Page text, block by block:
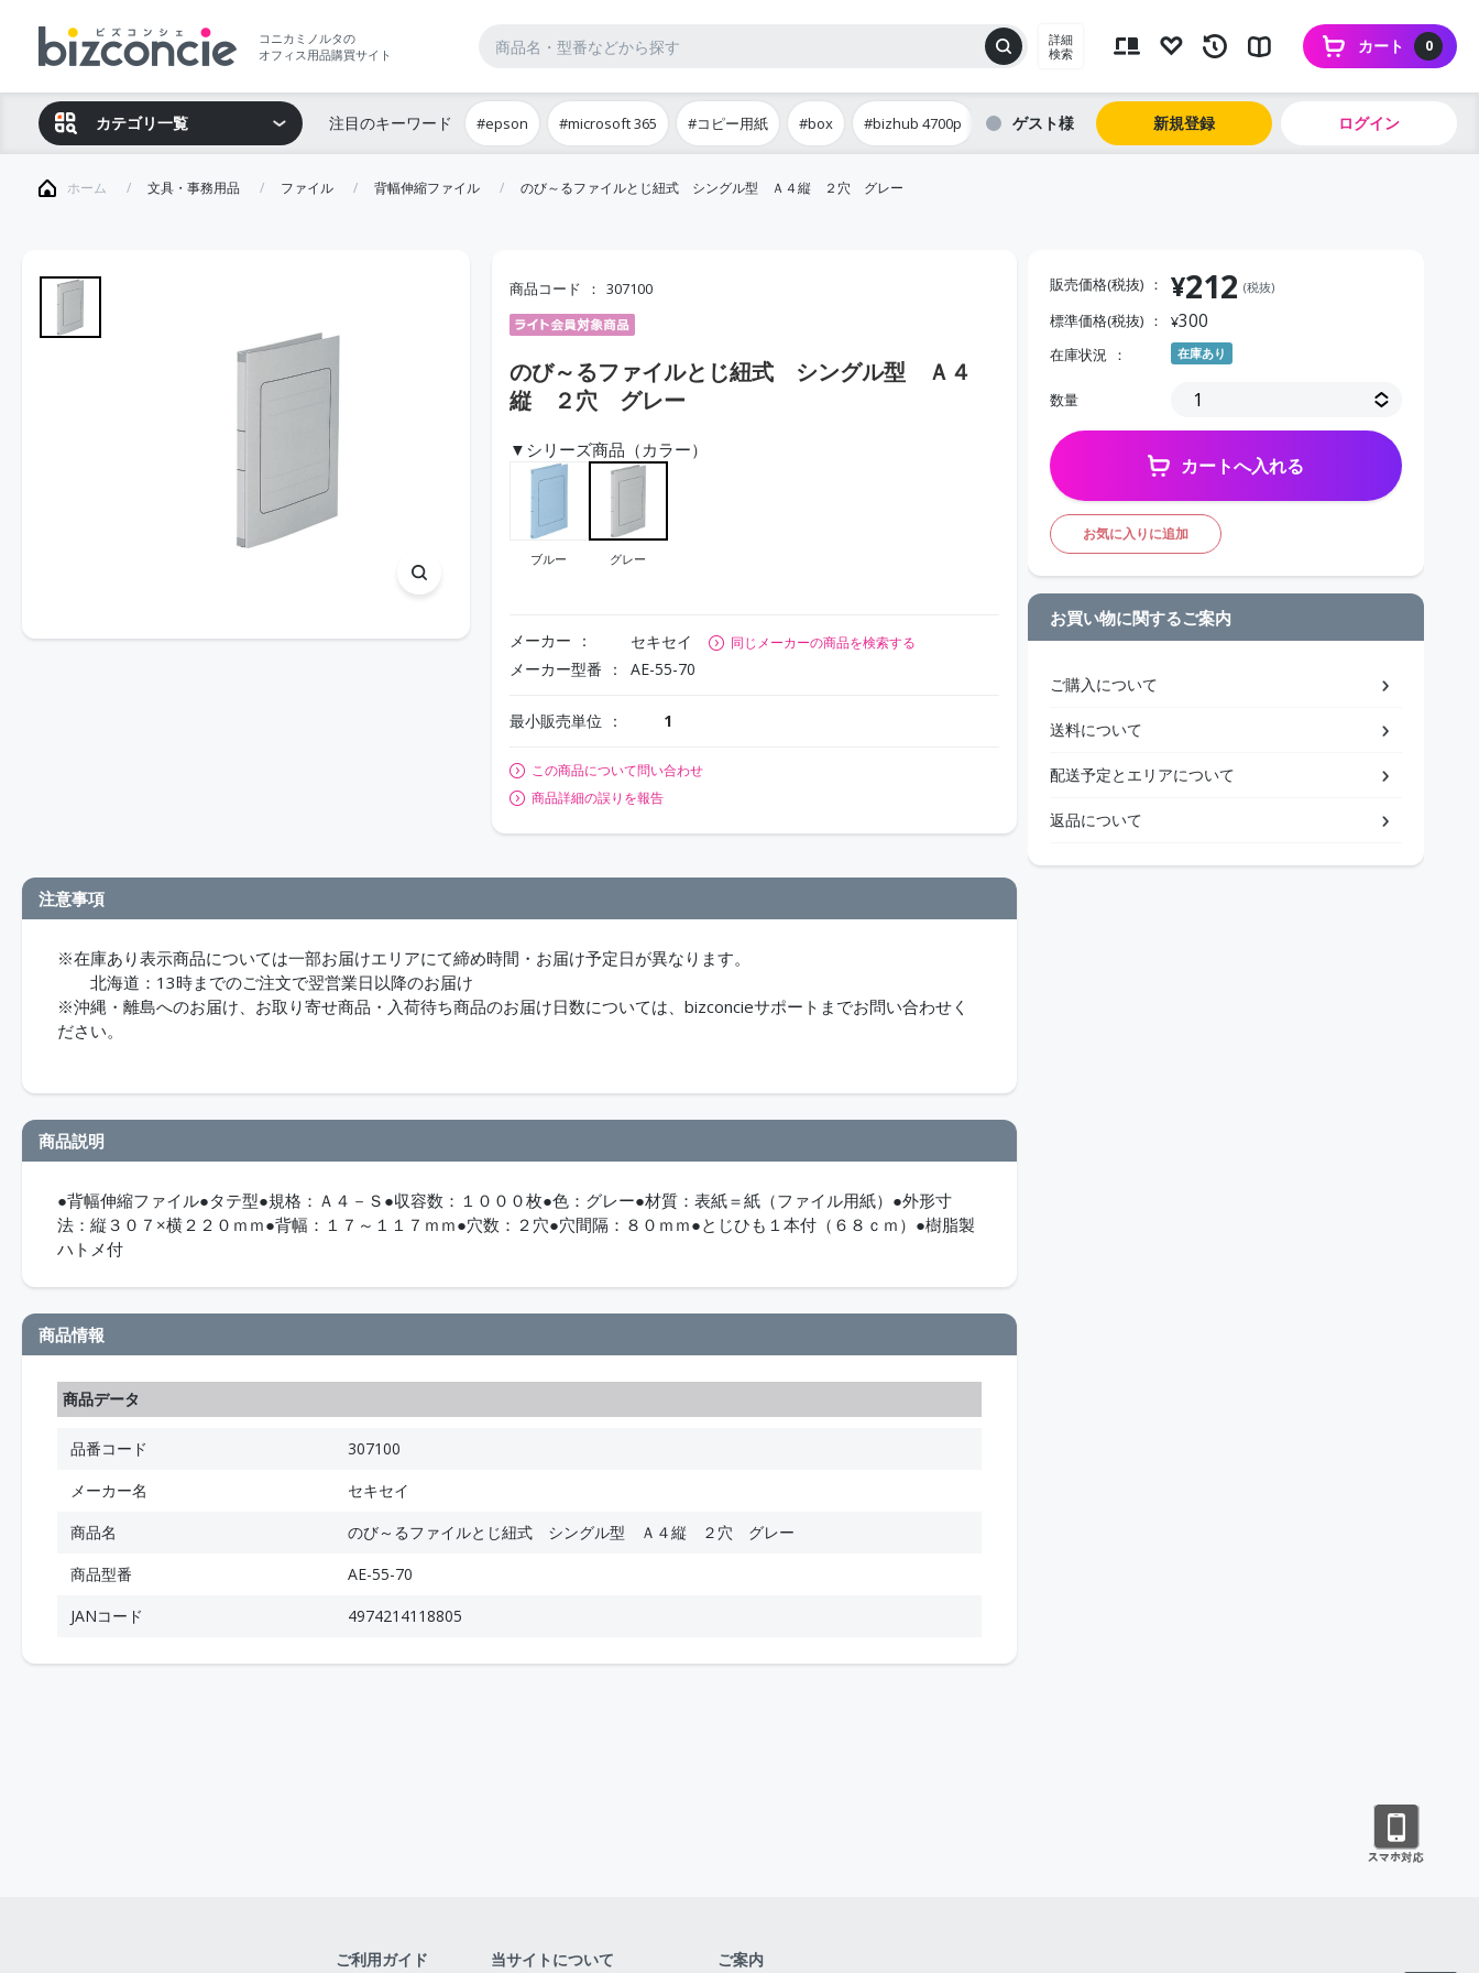
コニカミノルタの
オフィス用品購買サイト
詳細
検索
0
カート
カテゴリ一覧 注目のキーワード #epson #microsoft 365 #コピー用紙 #box #bizhub 4700p ゲスト 新規登録 ログイン
ホーム 文具・事務用品 ファイル 背幅伸縮ファイル のび～るファイルとじ紐式 シングル型 Ａ４縦 ２穴 グレー
商品コード 307100
のび～るファイルとじ紐式 シングル型 Ａ４
縦 ２穴 グレー
▼シリーズ商品（カラー）
ブルー グレー
メーカー セキセイ 同じメーカーの商品を検索する
メーカー型番 AE-55-70
最小販売単位 1
この商品について問い合わせ
商品詳細の誤りを報告
注意事項
※在庫あり表示商品については一部お届けエリアにて締め時間・お届け予定日が異なります。
北海道：13時までのご注文で翌営業日以降のお届け
※沖縄・離島へのお届け、お取り寄せ商品・入荷待ち商品のお届け日数については、bizconcieサポートまでお問い合わせく
ださい。
商品説明
●背幅伸縮ファイル●タテ型●規格：Ａ４－Ｓ●収容数：１０００枚●色：グレー●材質：表紙＝紙（ファイル用紙）●外形寸
法：縦３０７×横２２０ｍｍ●背幅：１７～１１７ｍｍ●穴数：２穴●穴間隔：８０ｍｍ●とじひも１本付（６８ｃｍ）●樹脂製
ハトメ付
商品情報
商品データ
品番コード
307100
メーカー名
セキセイ
商品名
のび～るファイルとじ紐式 シングル型 Ａ４縦 ２穴 グレー
商品型番
AE-55-70
JANコード
4974214118805
販売価格(税抜) ¥212 (税抜)
標準価格(税抜) ¥300
在庫状況 在庫あり
数量
カートへ入れる
お気に入りに追加
お買い物に関するご案内
ご購入について
送料について
配送予定とエリアについて
返品について
ご利用ガイド 当サイトについて ご案内